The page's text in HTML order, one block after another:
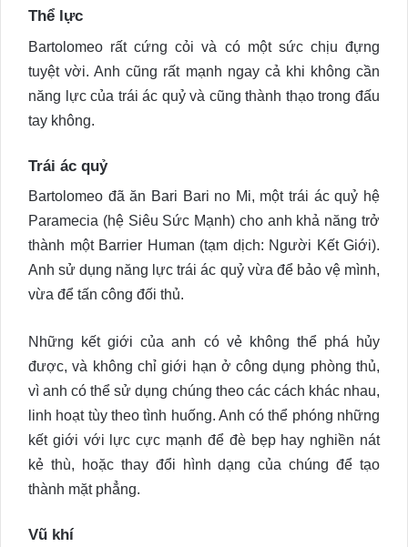
Thể lực
Bartolomeo rất cứng cỏi và có một sức chịu đựng
tuyệt vời. Anh cũng rất mạnh ngay cả khi không cần
năng lực của trái ác quỷ và cũng thành thạo trong đấu
tay không.
Trái ác quỷ
Bartolomeo đã ăn Bari Bari no Mi, một trái ác quỷ hệ
Paramecia (hệ Siêu Sức Mạnh) cho anh khả năng trở
thành một Barrier Human (tạm dịch: Người Kết Giới).
Anh sử dụng năng lực trái ác quỷ vừa để bảo vệ mình,
vừa để tấn công đối thủ.
Những kết giới của anh có vẻ không thể phá hủy
được, và không chỉ giới hạn ở công dụng phòng thủ,
vì anh có thể sử dụng chúng theo các cách khác nhau,
linh hoạt tùy theo tình huống. Anh có thể phóng những
kết giới với lực cực mạnh để đè bẹp hay nghiền nát
kẻ thù, hoặc thay đổi hình dạng của chúng để tạo
thành mặt phẳng.
Vũ khí